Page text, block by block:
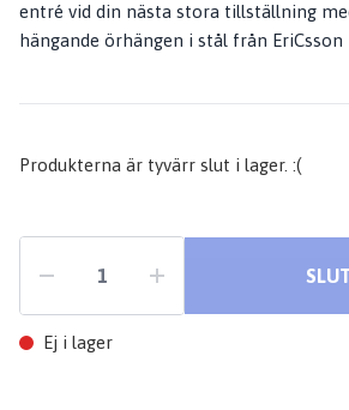
entré vid din nästa stora tillställning
hängande örhängen i stål från EriCsson
Produkterna är tyvärr slut i lager. :(
Ej i lager